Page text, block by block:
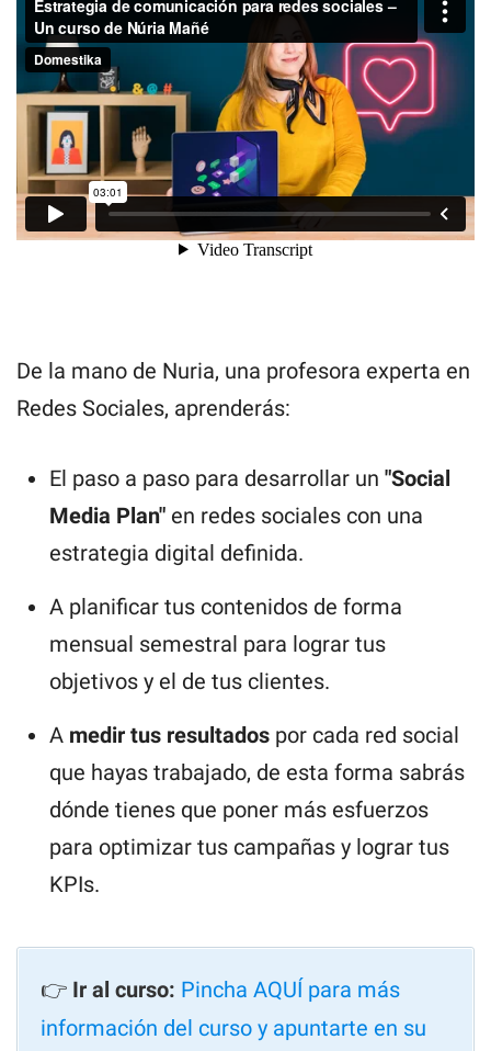
De la mano de Nuria, una profesora experta en
Redes Sociales, aprenderás:
El paso a paso para desarrollar un "Social
Media Plan" en redes sociales con una
estrategia digital definida.
A planificar tus contenidos de forma
mensual semestral para lograr tus
objetivos y el de tus clientes.
A medir tus resultados por cada red social
que hayas trabajado, de esta forma sabrás
dónde tienes que poner más esfuerzos
para optimizar tus campañas y lograr tus
KPIs.
👉 Ir al curso: Pincha AQUÍ para más
información del curso y apuntarte en su